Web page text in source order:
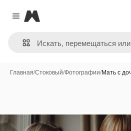
Close menu
Magnific
Главная/Стоковый/Фотографии/Мать с